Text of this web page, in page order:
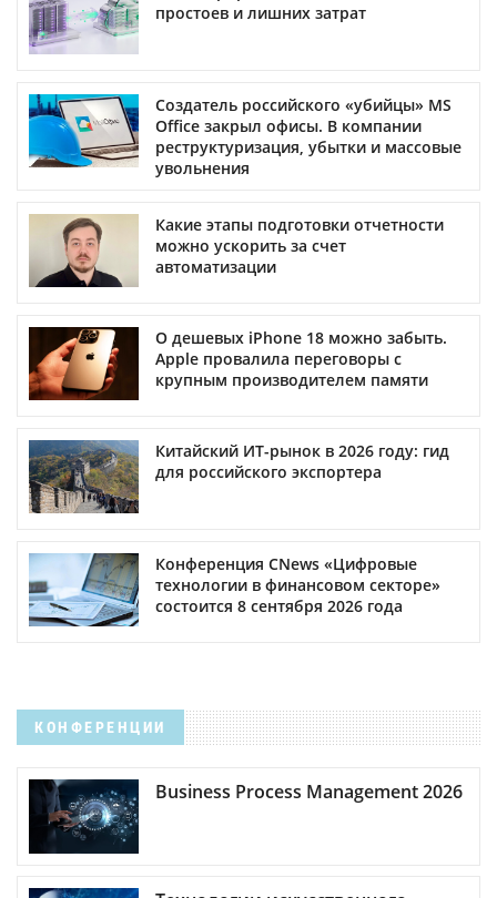
простоев и лишних затрат
Создатель российского «убийцы» MS
Office закрыл офисы. В компании
реструктуризация, убытки и массовые
увольнения
Какие этапы подготовки отчетности
можно ускорить за счет
автоматизации
О дешевых iPhone 18 можно забыть.
Apple провалила переговоры с
крупным производителем памяти
Китайский ИТ-рынок в 2026 году: гид
для российского экспортера
Конференция CNews «Цифровые
технологии в финансовом секторе»
состоится 8 сентября 2026 года
КОНФЕРЕНЦИИ
Business Process Management 2026